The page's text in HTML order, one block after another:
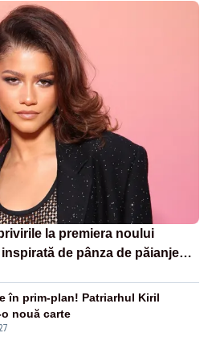
la premiera noului
de pânza de păianjen a
în prim-plan! Patriarhul Kiril
nouă carte